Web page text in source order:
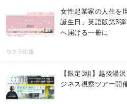
女性起業家の人生を
誕生日」英語版第3
へ届ける一冊に
サクラ出版
【限定3組】越後湯
ジネス視察ツアー開